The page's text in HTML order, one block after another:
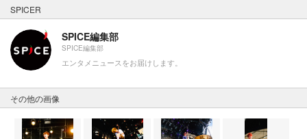
SPICER
SPICE編集部
SPICE編集部
エンタメニュースをお届けします。
その他の画像